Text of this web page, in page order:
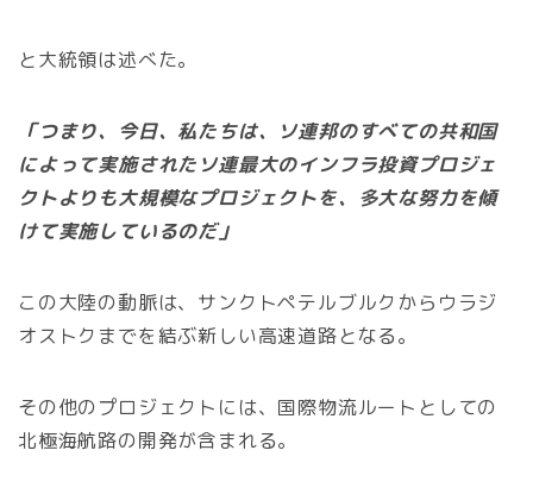
と大統領は述べた。
「つまり、今日、私たちは、ソ連邦のすべての共和国
によって実施されたソ連最大のインフラ投資プロジェ
クトよりも大規模なプロジェクトを、多大な努力を傾
けて実施しているのだ」
この大陸の動脈は、サンクトペテルブルクからウラジ
オストクまでを結ぶ新しい高速道路となる。
その他のプロジェクトには、国際物流ルートとしての
北極海航路の開発が含まれる。